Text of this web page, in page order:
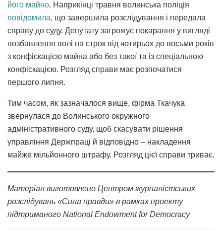
його майно. Наприкінці травня волинська поліція
повідомила, що завершила розслідування і передала
справу до суду. Депутату загрожує покарання у вигляді
позбавлення волі на строк від чотирьох до восьми років
з конфіскацією майна або без такої та із спеціальною
конфіскацією. Розгляд справи має розпочатися
першого липня.
Тим часом, як зазначалося вище, фірма Ткачука
звернулася до Волинського окружного
адміністративного суду, щоб скасувати рішення
управління Держпраці й відповідно – накладення
майже мільйонного штрафу. Розгляд цієї справи триває.
Матеріал виготовлено Центром журналістських
розслідувань «Сила правди» в рамках проекту
підтриманого National Endowment for Democracy